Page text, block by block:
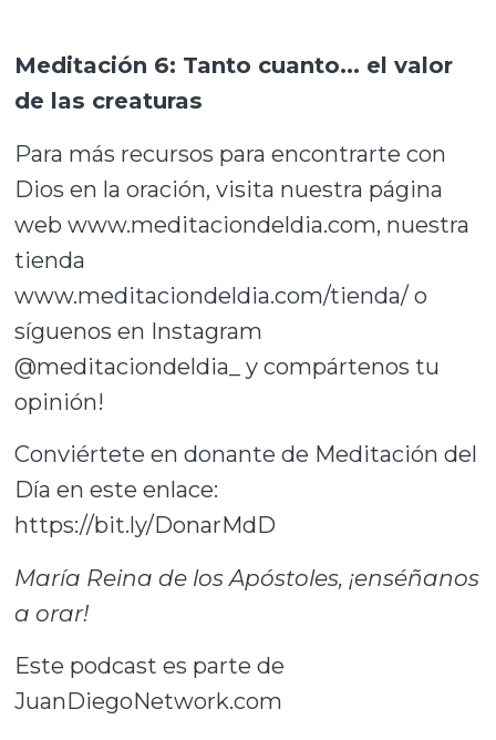
Meditación 6: Tanto cuanto... el valor
de las creaturas
Para más recursos para encontrarte con
Dios en la oración, visita nuestra página
web www.meditaciondeldia.com, nuestra
tienda
www.meditaciondeldia.com/tienda/ o
síguenos en Instagram
@meditaciondeldia_ y compártenos tu
opinión!
Conviértete en donante de Meditación del
Día en este enlace:
https://bit.ly/DonarMdD
María Reina de los Apóstoles, ¡enséñanos
a orar!
Este podcast es parte de
JuanDiegoNetwork.com